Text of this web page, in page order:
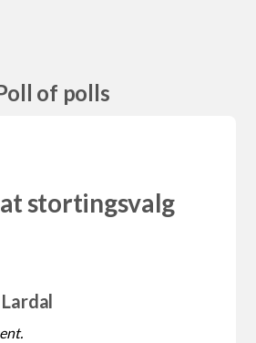
of polls
stortingsvalg